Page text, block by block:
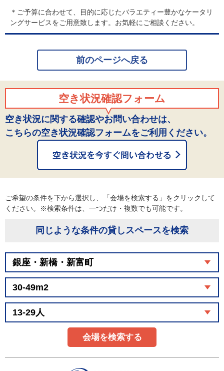
＊ご予算に合わせて、目的に応じたバラエティー豊かなケータリ
ングサービスをご用意致します。お気軽にご相談ください。
前のページへ戻る
空き状況確認フォーム
空き状況に関する確認やお問い合わせは、
こちらの空き状況確認フォームをご利用ください。
ご希望の条件を下から選択し、「会場を検索する」をクリックして
ください。※検索条件は、一つだけ・複数でも可能です。
同じような条件の貸しスペースを検索
会場を検索する